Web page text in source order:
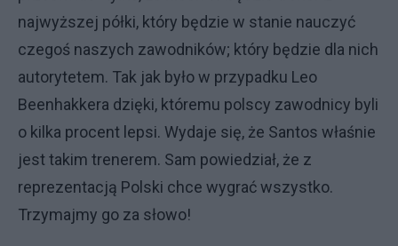
najwyższej półki, który będzie w stanie nauczyć
czegoś naszych zawodników; który będzie dla nich
autorytetem. Tak jak było w przypadku Leo
Beenhakkera dzięki, któremu polscy zawodnicy byli
o kilka procent lepsi. Wydaje się, że Santos właśnie
jest takim trenerem. Sam powiedział, że z
reprezentacją Polski chce wygrać wszystko.
Trzymajmy go za słowo!